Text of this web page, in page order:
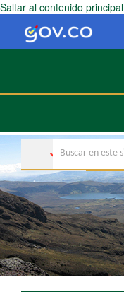
Saltar al contenido principal